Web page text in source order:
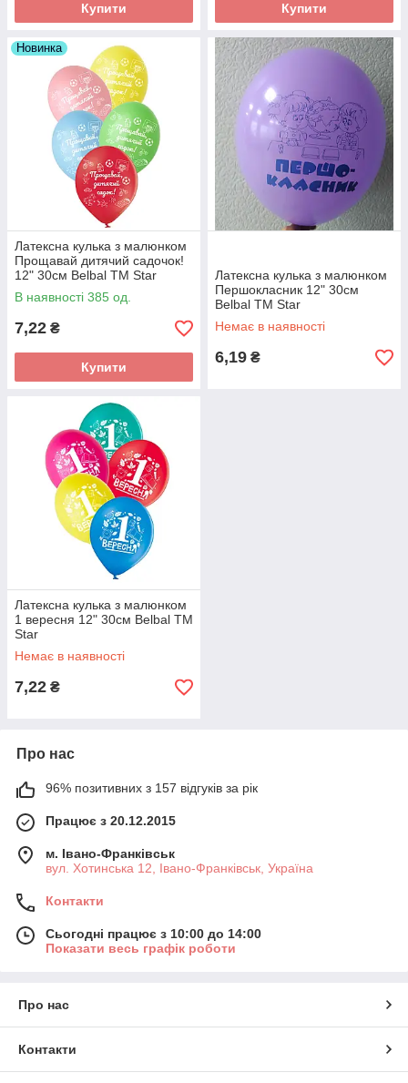
Купити Купити
Новинка
Латексна кулька з малюнком
Прощавай дитячий садочок!
12" 30см Belbal ТМ Star
В наявності 385 од.
7,22 ₴
Купити
Латексна кулька з малюнком
Першокласник 12" 30см
Belbal ТМ Star
Немає в наявності
6,19 ₴
Латексна кулька з малюнком
1 вересня 12" 30см Belbal ТМ
Star
Немає в наявності
7,22 ₴
Про нас
96% позитивних з 157 відгуків за рік
Працює з 20.12.2015
м. Івано-Франківськ
вул. Хотинська 12, Івано-Франківськ, Україна
Контакти
Сьогодні працює з 10:00 до 14:00
Показати весь графік роботи
Про нас
Контакти